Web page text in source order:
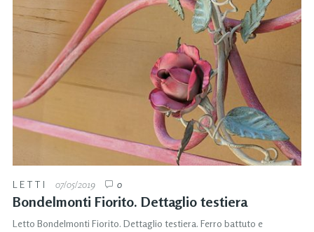
LETTI 07/05/2019 0
Bondelmonti Fiorito. Dettaglio testiera
Letto Bondelmonti Fiorito. Dettaglio testiera. Ferro battuto e